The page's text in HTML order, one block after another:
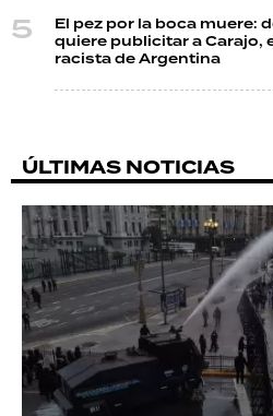
El pez por la boca muere:
quiere publicitar a Carajo,
racista de Argentina
ÚLTIMAS NOTICIAS